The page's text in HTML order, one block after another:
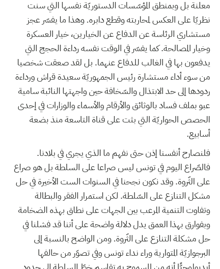
معلنة بل وبمنطق المؤسّسات الدستوريّة نفسها التي سنت
نظريّا على العكس لمحاربته وقطع دابره. وهذا ما يفسّر عجز
مستشاري الرئاسة عن الدفاع عن الخيارين، خيار العسكرة
وخيار المصالحة. كما يفسّر في الوقت نفسه رداءة الحجج التي
يدفعون بها في الغالب للدفاع عنهما. بل لقد صعقت شخصيا
من سوء أداء مستشارة رئيس الجمهوريّة سعيدة قراش ورداءة
ردودها إلى حد الابتذال والسّخافة حين واجهتها النائبة سامية
عبو بملف فساد بالوثائق والأرقام والأسماء والوزارات في إحدى
الحصص الحواريّة التي بثت على قناة التاسعة منذ بضعة
أسابيع.
فلنصارح أنفسنا إذن حتى نفهم ما الذي يجري في بلادنا.
فالصّراع اليوم في تونس ليس صراعا على السلطة بل هو صراع
على الثّروة. وقد نكون نجحنا في السنوات الست الأخيرة في حل
مشكل التنازع على السّلطة. لكن استمرار الفقر والبطالة
وتفاوت التنمية المرعب بين الجهات على نطاق بهذه الضخامة
وبفوارق بهذا العمق يدل دلالة واضحة على أننا قد فشلنا في
حل مشكلة التنازع على الثّروة. ومن الواضح بالنسبة إلى
البرجوازيّة المتوارية وراء نداء تونس وفي تصوّر من حالفها